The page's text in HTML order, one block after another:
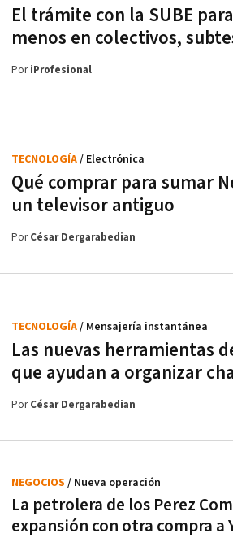
El trámite con la SUBE
menos en colectivos,
PoriProfesional
Qué comprar para sumar
un televisor antiguo
TECNOLOGÍA/ Electrónica
PorCésar Dergarabedian
Las nuevas herramientas
que ayudan a organizar
TECNOLOGÍA/ Mensajería instantánea
PorCésar Dergarabedian
La petrolera de los Perez
expansión con otra compra a
NEGOCIOS / Nueva operación